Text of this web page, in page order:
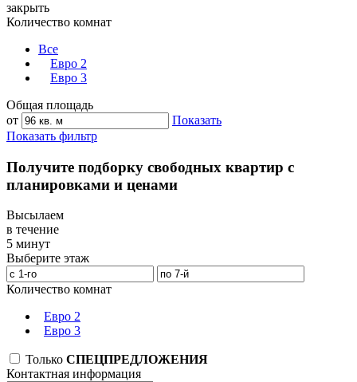
закрыть
Количество комнат
Все
Евро 2
Евро 3
Общая площадь
от
Показать
Показать фильтр
Получите подборку свободных квартир с
планировками и ценами
Высылаем
в течение
5 минут
Выберите этаж
Количество комнат
Евро 2
Евро 3
Только СПЕЦПРЕДЛОЖЕНИЯ
Контактная информация